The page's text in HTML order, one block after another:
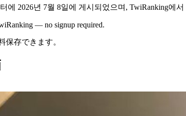
에 2026년 7월 8일에 게시되었으며, TwiRanking에서
— no signup required.
保存できます。